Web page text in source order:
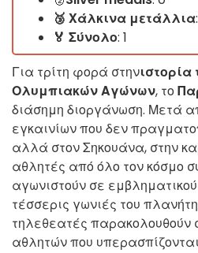
🥉 Χάλκινα μετάλλια
🏅 Σύνολο: 1
Για τρίτη φορά στην
Ολυμπιακών Αγώνων, το
διάσημη διοργάνωση. Μετά
εγκαινίων που δεν
αλλά στον Σηκουάνα, στην
αθλητές από όλο τον κόσμο
αγωνιστούν σε
τέσσερις γωνιές του
τηλεθεατές παρακολουθούν
αθλητών που